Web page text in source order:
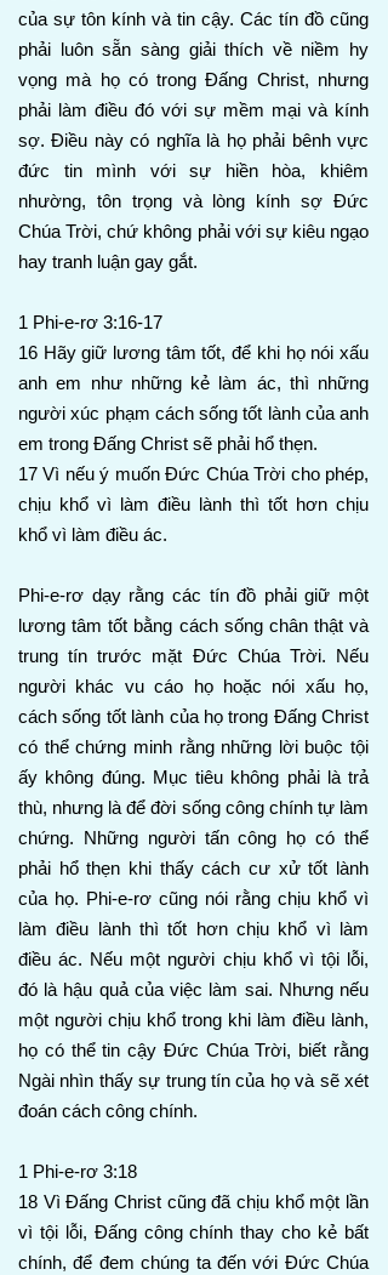
của sự tôn kính và tin cậy. Các tín đồ cũng
phải luôn sẵn sàng giải thích về niềm hy
vọng mà họ có trong Đấng Christ, nhưng
phải làm điều đó với sự mềm mại và kính
sợ. Điều này có nghĩa là họ phải bênh vực
đức tin mình với sự hiền hòa, khiêm
nhường, tôn trọng và lòng kính sợ Đức
Chúa Trời, chứ không phải với sự kiêu ngạo
hay tranh luận gay gắt.
1 Phi-e-rơ 3:16-17
16 Hãy giữ lương tâm tốt, để khi họ nói xấu
anh em như những kẻ làm ác, thì những
người xúc phạm cách sống tốt lành của anh
em trong Đấng Christ sẽ phải hổ thẹn.
17 Vì nếu ý muốn Đức Chúa Trời cho phép,
chịu khổ vì làm điều lành thì tốt hơn chịu
khổ vì làm điều ác.
Phi-e-rơ dạy rằng các tín đồ phải giữ một
lương tâm tốt bằng cách sống chân thật và
trung tín trước mặt Đức Chúa Trời. Nếu
người khác vu cáo họ hoặc nói xấu họ,
cách sống tốt lành của họ trong Đấng Christ
có thể chứng minh rằng những lời buộc tội
ấy không đúng. Mục tiêu không phải là trả
thù, nhưng là để đời sống công chính tự làm
chứng. Những người tấn công họ có thể
phải hổ thẹn khi thấy cách cư xử tốt lành
của họ. Phi-e-rơ cũng nói rằng chịu khổ vì
làm điều lành thì tốt hơn chịu khổ vì làm
điều ác. Nếu một người chịu khổ vì tội lỗi,
đó là hậu quả của việc làm sai. Nhưng nếu
một người chịu khổ trong khi làm điều lành,
họ có thể tin cậy Đức Chúa Trời, biết rằng
Ngài nhìn thấy sự trung tín của họ và sẽ xét
đoán cách công chính.
1 Phi-e-rơ 3:18
18 Vì Đấng Christ cũng đã chịu khổ một lần
vì tội lỗi, Đấng công chính thay cho kẻ bất
chính, để đem chúng ta đến với Đức Chúa